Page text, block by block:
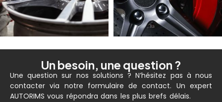
Un besoin, une question ?
Une question sur nos solutions ? N’hésitez pas à nous
contacter via notre formulaire de contact. Un expert
AUTORIMS vous répondra dans les plus brefs délais.